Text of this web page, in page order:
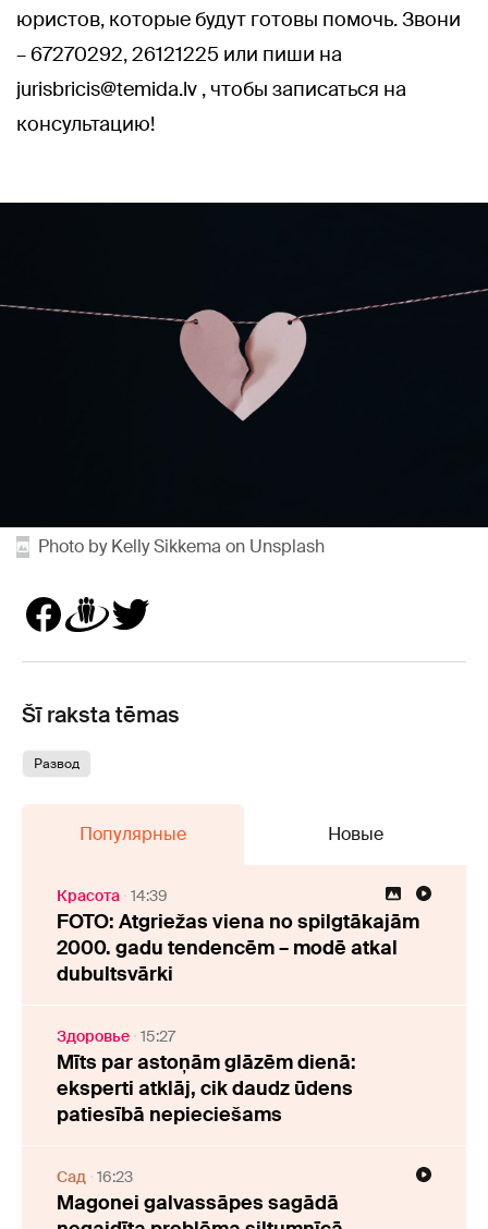
юристов, которые будут готовы помочь. Звони
– 67270292, 26121225 или пиши на
jurisbricis@temida.lv , чтобы записаться на
консультацию!
Photo by Kelly Sikkema on Unsplash
Šī raksta tēmas
Развод
Популярные Новые
Красота 14:39
FOTO: Atgriežas viena no spilgtākajām
2000. gadu tendencēm – modē atkal
dubultsvārki
Здоровье 15:27
Mīts par astoņām glāzēm dienā:
eksperti atklāj, cik daudz ūdens
patiesībā nepieciešams
Cад 16:23
Magonei galvassāpes sagādā